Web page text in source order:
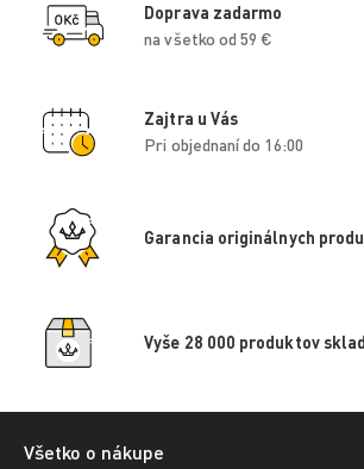
Doprava zadarmo
na všetko od 59 €
Zajtra u Vás
Pri objednaní do 16:00
Garancia originálnych
Vyše 28 000 produktov
Všetko o nákupe